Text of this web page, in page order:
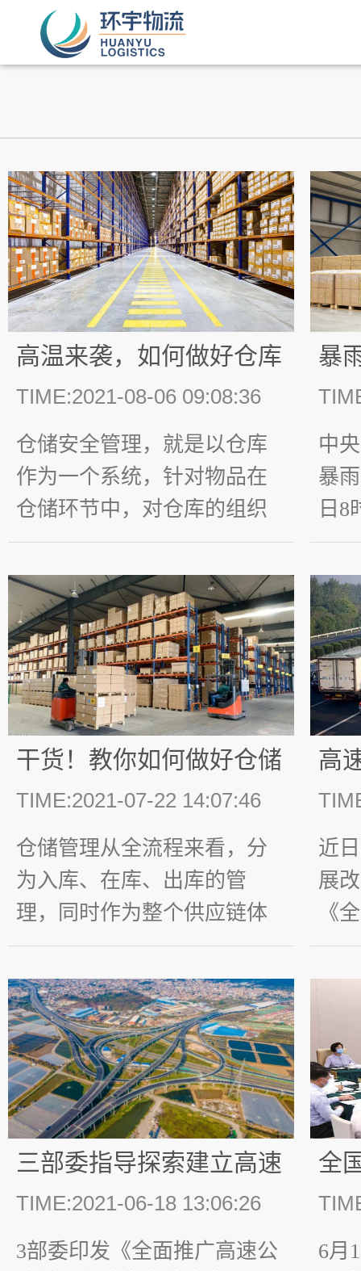
高温来袭，如何做好仓库
安全管理
TIME:2021-08-06 09:08:36
仓储安全管理，就是以仓库
作为一个系统，针对物品在
仓储环节中，对仓库的组织
管理、储存管理、装卸管
理、电器管理、火源管理和
消防设施、仓库安全管理等
进行的综合性管理措施。 近
日成都温度维持在38℃左
右，高温预警更是一个接一
个，在如此严峻的条件下，
仓库又是物资集中储存的场
所，极易发生火灾...
暴
防
中
暴
日8
部
东
其
苏
部
分
大
局
干货！教你如何做好仓储
定位与运营规划
TIME:2021-07-22 14:07:46
仓储管理从全流程来看，分
为入库、在库、出库的管
理，同时作为整个供应链体
系重要一环，如何做好仓储
的定位及运营规划变得尤为
关键！其实可以从以下三个
方面进行考虑，具体如下：
明确仓储定位 1、确立仓储的
使命及愿景，使命即要努力
实现的企业部门目标，愿景
即要达到的行业地位。 ...
高
化
近
展
《
收
案
速
速
业
不
体
关
三部委指导探索建立高速
公路收费标准动态调整机
TIME:2021-06-18 13:06:26
3部委印发《全面推广高速公
全
联
6月